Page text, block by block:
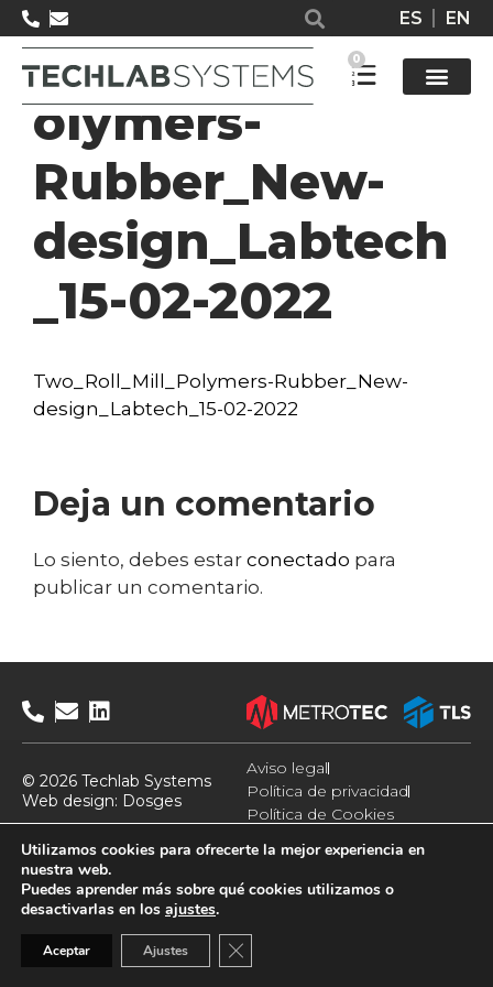
ES EN
0
Two_Roll_Mill_P
olymers-
Rubber_New-
design_Labtech
_15-02-2022
Two_Roll_Mill_Polymers-Rubber_New-
design_Labtech_15-02-2022
Deja un comentario
Lo siento, debes estar conectado para
publicar un comentario.
© 2026 Techlab Systems
Web design: Dosges
Aviso legal
Política de privacidad
Política de Cookies
Utilizamos cookies para ofrecerte la mejor experiencia en
nuestra web.
Puedes aprender más sobre qué cookies utilizamos o
desactivarlas en los ajustes.
Aceptar Ajustes Cerrar el banner de cookies RGPD